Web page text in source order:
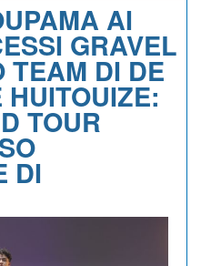
AI
GRAVEL
TEAM DI DE
TOUR
DI